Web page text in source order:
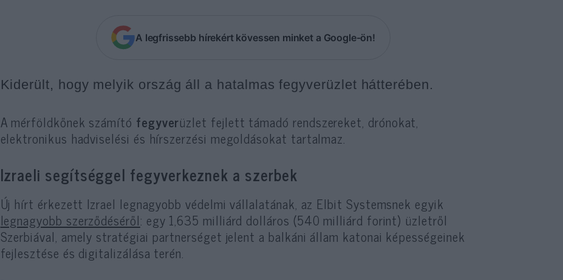
A legfrissebb hírekért kövessen minket a Google-ön!
Kiderült, hogy melyik ország áll a hatalmas fegyverüzlet hátterében.
A mérföldkőnek számító fegyverüzlet fejlett támadó rendszereket, drónokat,
elektronikus hadviselési és hírszerzési megoldásokat tartalmaz.
Izraeli segítséggel fegyverkeznek a szerbek
Új hírt érkezett Izrael legnagyobb védelmi vállalatának, az Elbit Systemsnek egyik
legnagyobb szerződéséről: egy 1,635 milliárd dolláros (540 milliárd forint) üzletről
Szerbiával, amely stratégiai partnerséget jelent a balkáni állam katonai képességeinek
fejlesztése és digitalizálása terén.